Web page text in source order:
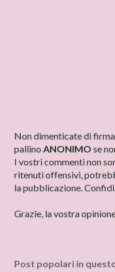
P
o
s
t
a
n
m
Non dimenticate di
pallino ANONIMO se
I vostri commenti non
ritenuti offensivi,
la pubblicazione.
Grazie, la vostra
Post popolari in